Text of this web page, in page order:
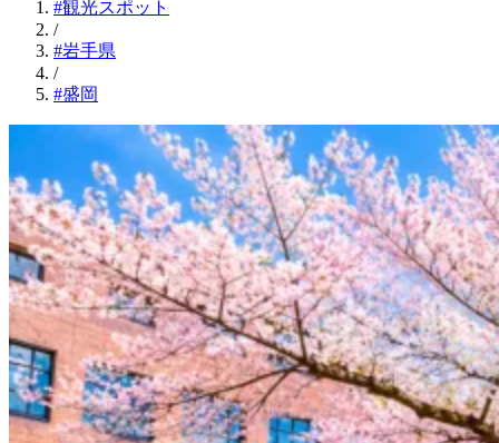
#観光スポット
/
#岩手県
/
#盛岡